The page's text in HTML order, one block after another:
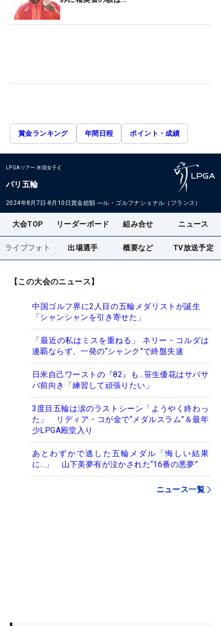
賞金ランキング 年間日程 ポイント・成績
LPGAツアー 米国女子
パリ五輪
2024年8月7日-8月10日賞金総額 ―ル・ゴルフナショナル（フランス）
大会TOP リーダーボード 組み合せ ニュース
ライブフォト 出場選手 概要など TV放送予定
【この大会のニュース】
中国ゴルフ界に2人目の五輪メダリストが誕生
「シャンシャンを引き寄せた」
「最近の私はミスを重ねる」 ネリー・コルダは
連覇ならず、一発の“シャンク”で終盤失速
日米自己ワーストの『82』も…笹生優花はサバサ
バ前向き「練習して頑張りたい」
3度目五輪は涙のラストシーン「ようやく終わっ
た」 リディア・コが金で“メダルスラム”＆最年
少LPGA殿堂入り
あとわずかで逃した五輪メダル「悔しい結果
に…」 山下美夢有が泣かされた“16番の悪夢”
ニュース一覧